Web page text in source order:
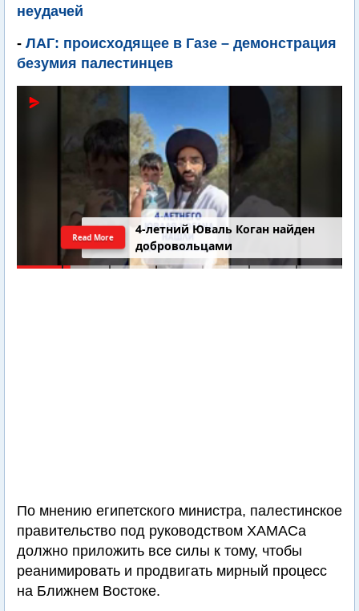
неудачей
- ЛАГ: происходящее в Газе – демонстрация
безумия палестинцев
4-летний Юваль Коган найден
добровольцами
Read More
По мнению египетского министра, палестинское
правительство под руководством ХАМАСа
должно приложить все силы к тому, чтобы
реанимировать и продвигать мирный процесс
на Ближнем Востоке.